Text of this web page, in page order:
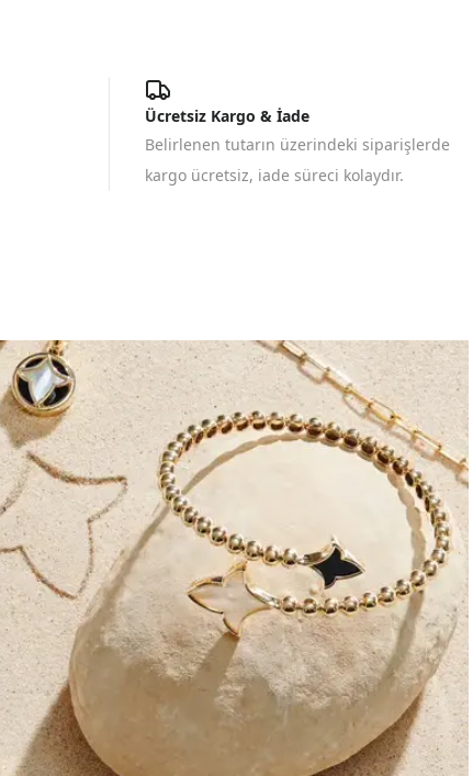
Ücretsiz Kargo & İade
Belirlenen tutarın üzerindeki siparişlerde
kargo ücretsiz, iade süreci kolaydır.